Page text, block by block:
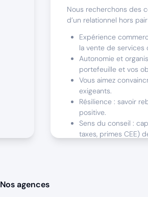
Nous recherchons des
d’un relationnel hors
Expérience
la vente de services
Autonomie et
portefeuille et vos
Vous aimez
exigeants.
Résilience : savoir
positive.
Sens du conseil :
taxes, primes CEE)
Formation
outils e-learning
Nos agences